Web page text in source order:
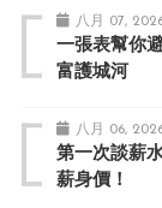
八月 07,
一張表幫你
富護城河
八月 06,
第一次談薪
薪身價！